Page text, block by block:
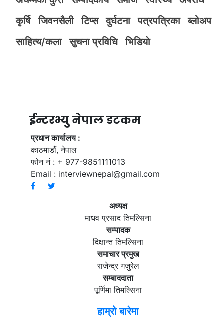
कृर्षि
जिवनसैली टिप्स दुर्घटना पत्रपत्रिका
ब्लोअप
साहित्य/कला
सुचना प्रविधि भिडियाे
ईन्टरभ्यु नेपाल डटकम
प्रधान कार्यालय :
काठमाडौं, नेपाल
फोन नं : + 977-9851111013
Email : interviewnepal@gmail.com
अध्यक्ष
माधव प्रसाद तिमल्सिना
सम्पादक
दिक्षान्त तिमल्सिना
समाचार प्रमुख
राजेन्द्र गजुरेल
सम्बाददाता
पूर्णिमा तिमल्सिना
हाम्रो बारेमा